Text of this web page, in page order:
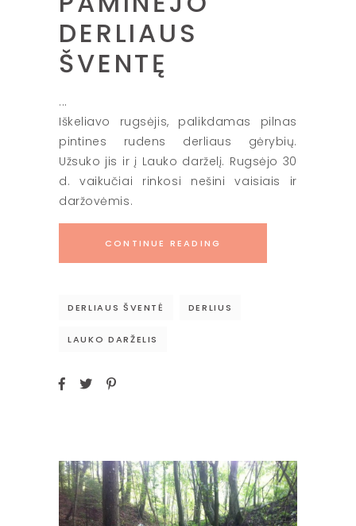
DERLIAUS
ŠVENTĘ
Iškeliavo rugsėjis, palikdamas pilnas
pintines rudens derliaus gėrybių.
Užsuko jis ir į Lauko darželį. Rugsėjo 30
d. vaikučiai rinkosi nešini vaisiais ir
daržovėmis.
CONTINUE READING
DERLIAUS ŠVENTĖ DERLIUS
LAUKO DARŽELIS